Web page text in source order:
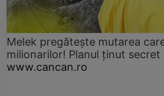
Melek pregătește mutarea
milionarilor! Planul ținut secret
www.cancan.ro